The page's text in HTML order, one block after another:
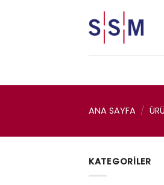
ANA SAYFA /
KATEGORILER